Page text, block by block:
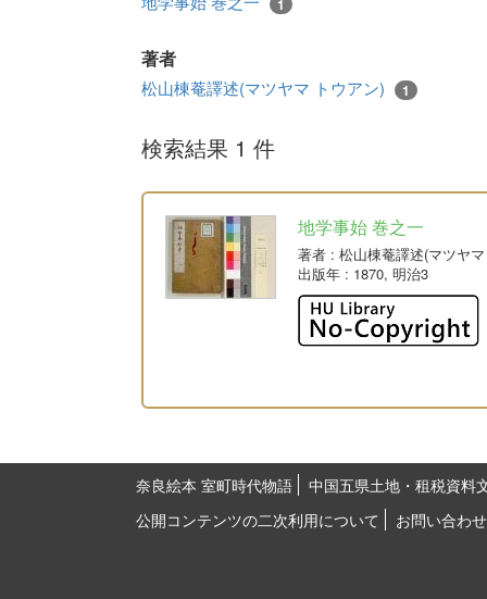
1
著者
松山棟菴譯述(マツヤマ トウアン) 1
検索結果 1 件
地学事始 巻之一
著者 : 松山棟菴譯述(マツヤ
出版年 : 1870, 明治3
奈良絵本 室町時代物語
中国五県土地・租税資料
公開コンテンツの二次利用について
お問い合わせ